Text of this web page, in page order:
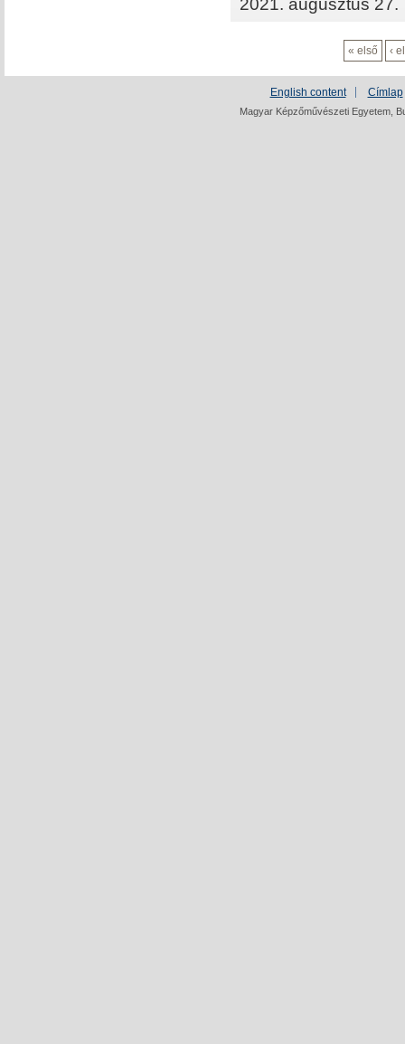
« első ‹
English content Címlap
Magyar Képzőművészeti Egyetem,